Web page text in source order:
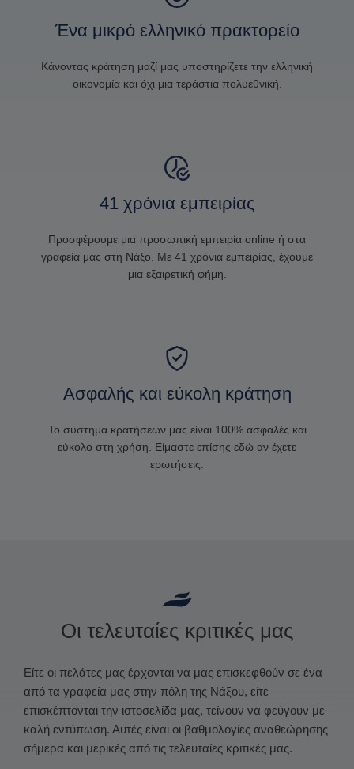
Ένα μικρό ελληνικό πρακτορείο
Κάνοντας κράτηση μαζί μας υποστηρίζετε την ελληνική
οικονομία και όχι μια τεράστια πολυεθνική.
41 χρόνια εμπειρίας
Προσφέρουμε μια προσωπική εμπειρία online ή στα
γραφεία μας στη Νάξο. Με 41 χρόνια εμπειρίας, έχουμε
μια εξαιρετική φήμη.
Ασφαλής και εύκολη κράτηση
Το σύστημα κρατήσεων μας είναι 100% ασφαλές και
εύκολο στη χρήση. Είμαστε επίσης εδώ αν έχετε
ερωτήσεις.
Οι τελευταίες κριτικές μας
Είτε οι πελάτες μας έρχονται να μας επισκεφθούν σε ένα
από τα γραφεία μας στην πόλη της Νάξου, είτε
επισκέπτονται την ιστοσελίδα μας, τείνουν να φεύγουν με
καλή εντύπωση. Αυτές είναι οι βαθμολογίες αναθεώρησης
σήμερα και μερικές από τις τελευταίες κριτικές μας.